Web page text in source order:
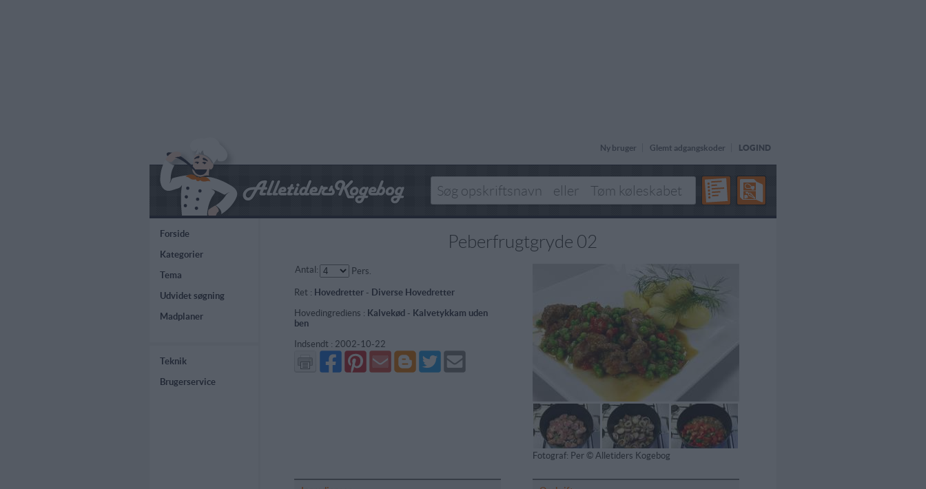
Ny bruger Glemt adgangskoder LOGIND
Forside
Kategorier
Tema
Udvidet søgning
Madplaner
Teknik
Brugerservice
Peberfrugtgryde 02
Antal: Pers.
Ret : Hovedretter- Diverse Hovedretter
Hovedingrediens : Kalvekød - Kalvetykkam uden
ben
Indsendt : 2002-10-22
Del
på
Facebook
Del
på
Pinterest
Send
via
GMail
Del
på
Blogger
Del
på
Twitter
Send
mail
Fotograf: Per © Alletiders Kogebog